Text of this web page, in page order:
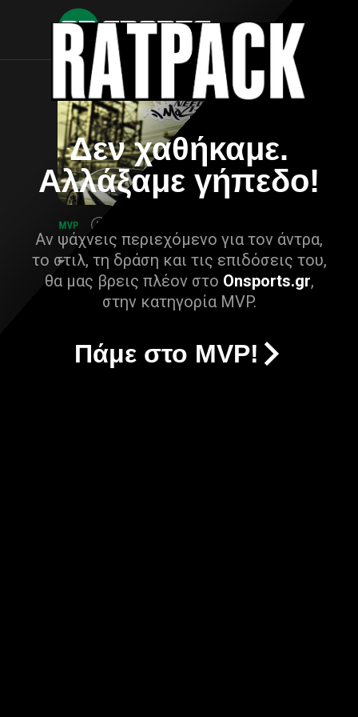
Δεν χαθήκαμε.
Αλλάξαμε γήπεδο!
Αν ψάχνεις περιεχόμενο για τον άντρα,
το στιλ, τη δράση και τις επιδόσεις του,
θα μας βρεις πλέον στο Onsports.gr,
στην κατηγορία MVP.
Πάμε στο MVP!